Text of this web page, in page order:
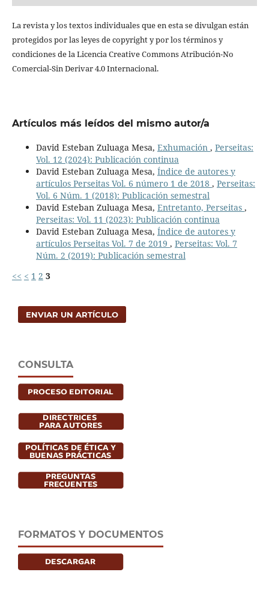
La revista y los textos individuales que en esta se divulgan están
protegidos por las leyes de copyright y por los términos y
condiciones de la Licencia Creative Commons Atribución-No
Comercial-Sin Derivar 4.0 Internacional.
Artículos más leídos del mismo autor/a
David Esteban Zuluaga Mesa, Exhumación , Perseitas:
Vol. 12 (2024): Publicación continua
David Esteban Zuluaga Mesa, Índice de autores y
artículos Perseitas Vol. 6 número 1 de 2018 , Perseitas:
Vol. 6 Núm. 1 (2018): Publicación semestral
David Esteban Zuluaga Mesa, Entretanto, Perseitas ,
Perseitas: Vol. 11 (2023): Publicación continua
David Esteban Zuluaga Mesa, Índice de autores y
artículos Perseitas Vol. 7 de 2019 , Perseitas: Vol. 7
Núm. 2 (2019): Publicación semestral
<< < 1 2 3
ENVIAR UN ARTÍCULO
CONSULTA
FORMATOS Y DOCUMENTOS